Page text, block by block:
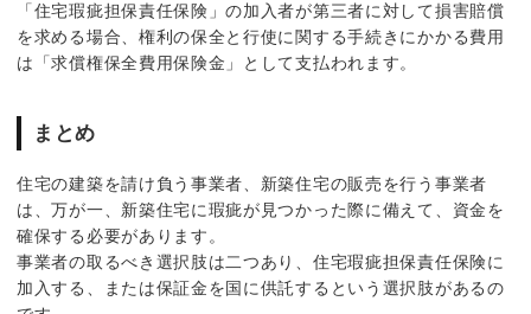
「住宅瑕疵担保責任保険」の加入者が第三者に対して損害賠償
を求める場合、権利の保全と行使に関する手続きにかかる費用
は「求償権保全費用保険金」として支払われます。
まとめ
住宅の建築を請け負う事業者、新築住宅の販売を行う事業者
は、万が一、新築住宅に瑕疵が見つかった際に備えて、資金を
確保する必要があります。
事業者の取るべき選択肢は二つあり、住宅瑕疵担保責任保険に
加入する、または保証金を国に供託するという選択肢があるの